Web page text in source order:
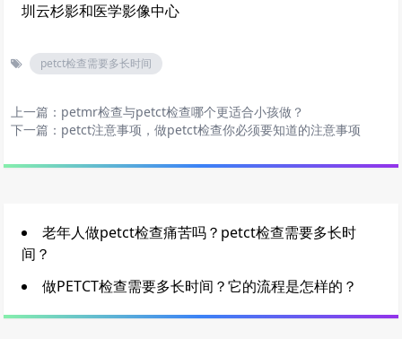
圳云杉影和医学影像中心
petct检查需要多长时间
上一篇： petmr检查与petct检查哪个更适合小孩做？
下一篇： petct注意事项，做petct检查你必须要知道的注意事项
老年人做petct检查痛苦吗？petct检查需要多长时
间？
做PETCT检查需要多长时间？它的流程是怎样的？